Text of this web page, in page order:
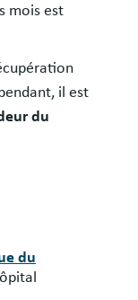
mois est
il est
du
du